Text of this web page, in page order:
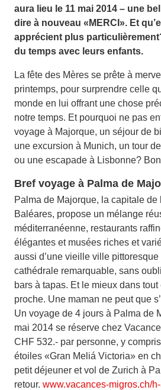
aura lieu le 11 mai 2014 – une
dire à nouveau «MERCI». Et
apprécient plus
du temps avec leurs enfants.
La fête des Mères se prête à
printemps, pour surprendre celle
monde en lui offrant une chose
notre temps. Et pourquoi ne pas
voyage à Majorque, un séjour de
une excursion à Munich, un tour
ou une escapade à Lisbonne?
Bref voyage à Palma de
Palma de Majorque, la capitale
Baléares, propose un mélange
méditerranéenne, restaurants
élégantes et musées riches et
aussi d’une vieille ville pittoresque
cathédrale remarquable, sans
bars à tapas. Et le mieux dans
proche. Une maman ne peut que
Un voyage de 4 jours à Palma de
mai 2014 se réserve chez
CHF 532.- par personne, y
étoiles «Gran Meliá Victoria» en
petit déjeuner et vol de Zurich à
retour. www.vacances-migros.ch/